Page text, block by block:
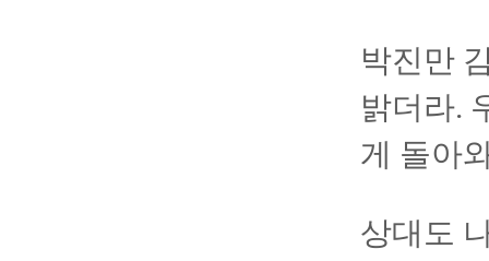
박진만
밝더라.
게 돌아
상대도